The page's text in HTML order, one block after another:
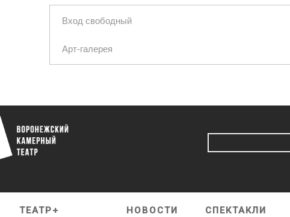
Вход свободный
Арт-галерея
ТЕАТР+ НОВОСТИ СПЕКТАКЛИ